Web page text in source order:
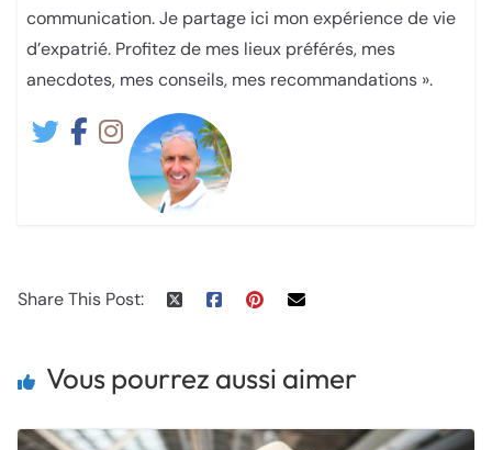
communication. Je partage ici mon expérience de vie
d’expatrié. Profitez de mes lieux préférés, mes
anecdotes, mes conseils, mes recommandations ».
Share This Post:
Vous pourrez aussi aimer